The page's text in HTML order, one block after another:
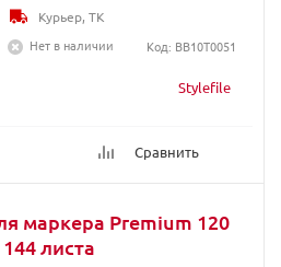
Stylefile
Сравнить
Курьер, ТК
Нет в наличии
Код: BB10T0051
маркера Premium 120
листа